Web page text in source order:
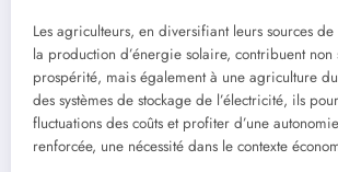
Les agriculteurs, en diversifiant leurs sources
la production d’énergie solaire, contribuent non
prospérité, mais également à une agriculture
des systèmes de stockage de l’électricité, ils
fluctuations des coûts et profiter d’une
renforcée, une nécessité dans le contexte